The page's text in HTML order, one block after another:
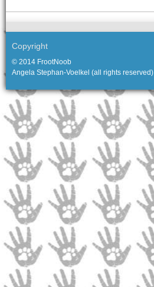
Copyright
© 2014 FrootNoob
Angela Stephan-Voelkel (all rights reserved)